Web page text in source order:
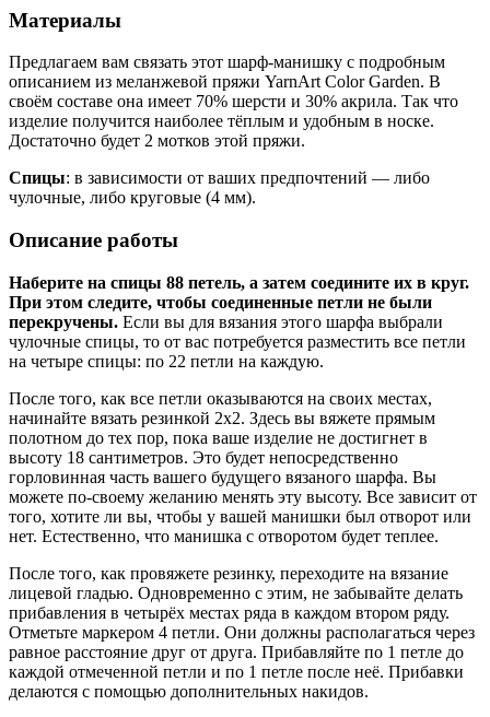
Материалы
Предлагаем вам связать этот шарф-манишку с подробным
описанием из меланжевой пряжи YarnArt Color Garden. В
своём составе она имеет 70% шерсти и 30% акрила. Так что
изделие получится наиболее тёплым и удобным в носке.
Достаточно будет 2 мотков этой пряжи.
Спицы: в зависимости от ваших предпочтений — либо
чулочные, либо круговые (4 мм).
Описание работы
Наберите на спицы 88 петель, а затем соедините их в круг.
При этом следите, чтобы соединенные петли не были
перекручены. Если вы для вязания этого шарфа выбрали
чулочные спицы, то от вас потребуется разместить все петли
на четыре спицы: по 22 петли на каждую.
После того, как все петли оказываются на своих местах,
начинайте вязать резинкой 2х2. Здесь вы вяжете прямым
полотном до тех пор, пока ваше изделие не достигнет в
высоту 18 сантиметров. Это будет непосредственно
горловинная часть вашего будущего вязаного шарфа. Вы
можете по-своему желанию менять эту высоту. Все зависит от
того, хотите ли вы, чтобы у вашей манишки был отворот или
нет. Естественно, что манишка с отворотом будет теплее.
После того, как провяжете резинку, переходите на вязание
лицевой гладью. Одновременно с этим, не забывайте делать
прибавления в четырёх местах ряда в каждом втором ряду.
Отметьте маркером 4 петли. Они должны располагаться через
равное расстояние друг от друга. Прибавляйте по 1 петле до
каждой отмеченной петли и по 1 петле после неё. Прибавки
делаются с помощью дополнительных накидов.